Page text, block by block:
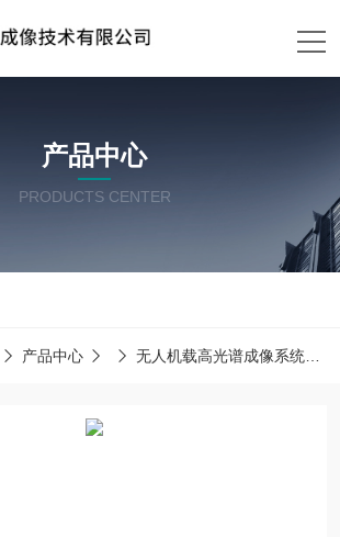
产品中心
PRODUCTS CENTER
产品中心 无人机载高光谱成像系统